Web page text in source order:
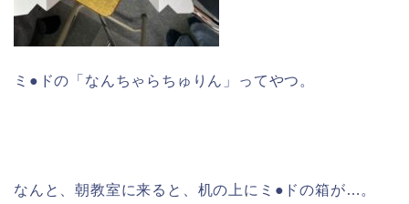
ミ●ドの「なんちゃらちゅりん」ってやつ。
なんと、朝教室に来ると、机の上にミ●ドの箱が…。